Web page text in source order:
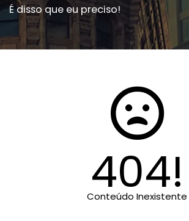
É disso que eu preciso!
404!
Conteúdo Inexistente